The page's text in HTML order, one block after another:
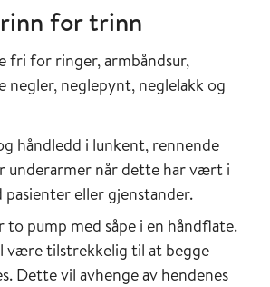
for trinn
fri for ringer, armbåndsur,
negler, neglepynt, neglelakk og
håndledd i lunkent, rennende
underarmer når dette har vært i
eller gjenstander.
to pump med såpe i en håndflate.
være tilstrekkelig til at begge
Dette vil avhenge av hendenes